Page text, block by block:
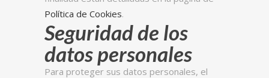
Política de Cookies.
Seguridad de los
datos personales
Para proteger sus datos personales, el